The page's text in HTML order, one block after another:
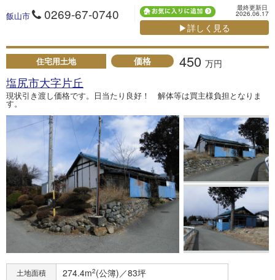
飯山市 0269-67-0740 最終更新日
2026.06.17
▶詳しく見る
住宅用土地 価格 450 万円
塩尻市大字片丘
現状引き渡し価格です。日当たり良好！ 解体等は買主様負担となりま
す。
土地面積 274.4m2(公簿)／83坪